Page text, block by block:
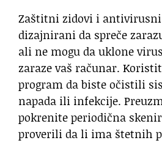
Zaštitni zidovi i
dizajnirani da spreče
ali ne mogu da uklone
zaraze vaš računar.
program da biste očistili
napada ili infekcije.
pokrenite periodična
proverili da li ima štetnih